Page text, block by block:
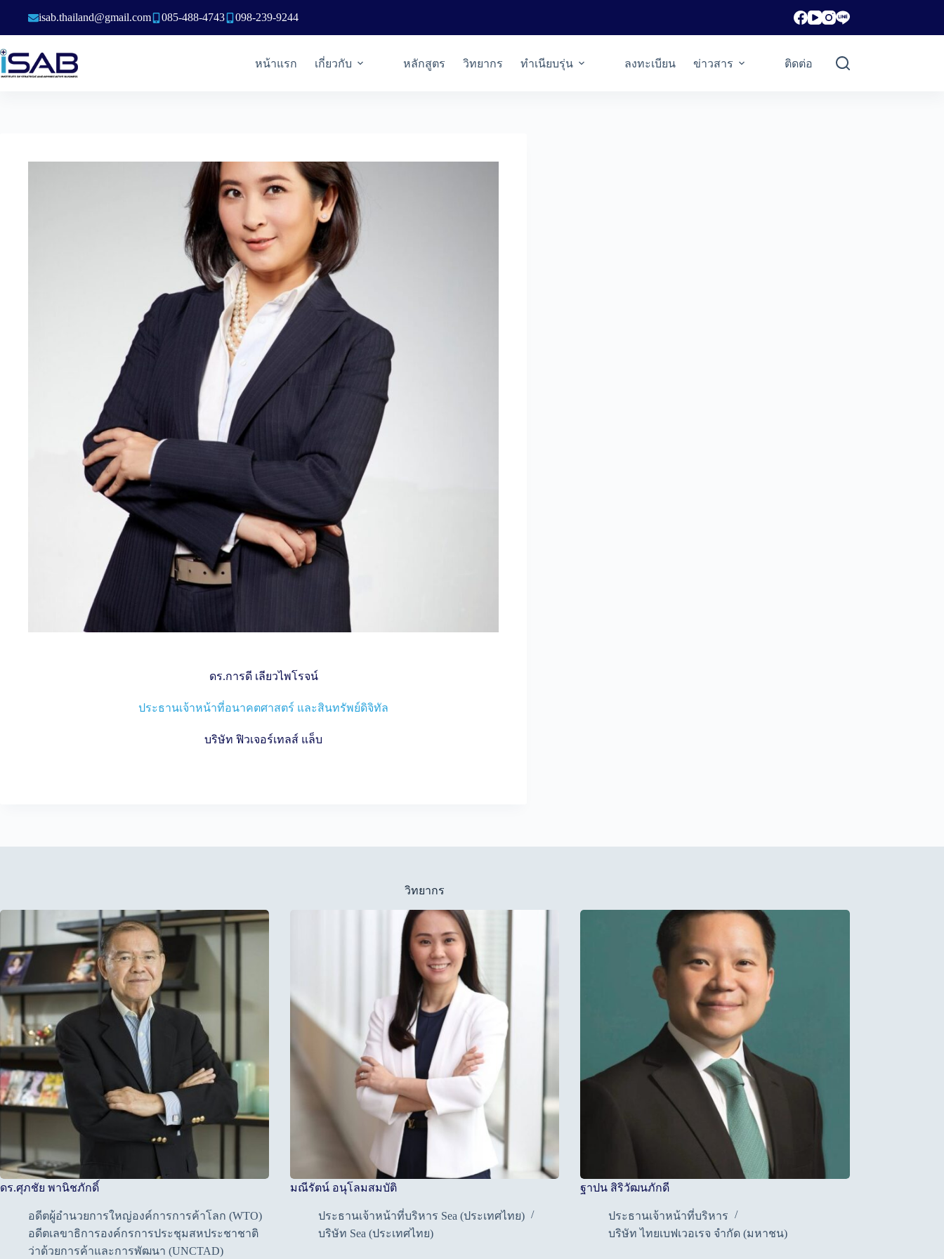
isab.thailand@gmail.com 085-488-4743 098-239-9244
หน้าแรก เกี่ยวกับ หลักสูตร วิทยากร ทำเนียบรุ่น ลงทะเบียน ข่าวสาร ติดต่อ
ดร.การดี เลียวไพโรจน์
ประธานเจ้าหน้าที่อนาคตศาสตร์ และสินทรัพย์ดิจิทัล
บริษัท ฟิวเจอร์เทลส์ แล็บ
วิทยากร
ดร.ศุภชัย พานิชภักดิ์
อดีตผู้อำนวยการใหญ่องค์การการค้าโลก (WTO)
อดีตเลขาธิการองค์กรการประชุมสหประชาชาติ
ว่าด้วยการค้าและการพัฒนา (UNCTAD)
มณีรัตน์ อนุโลมสมบัติ
ประธานเจ้าหน้าที่บริหาร Sea (ประเทศไทย)
บริษัท Sea (ประเทศไทย)
ฐาปน สิริวัฒนภักดี
ประธานเจ้าหน้าที่บริหาร
บริษัท ไทยเบฟเวอเรจ จำกัด (มหาชน)